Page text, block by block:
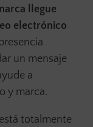
llegue
electrónico
un mensaje
a
y marca.
totalmente